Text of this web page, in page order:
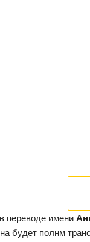
переводе имени
будет полнм